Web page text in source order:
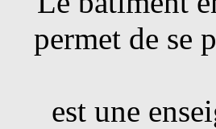
permet de se
est une